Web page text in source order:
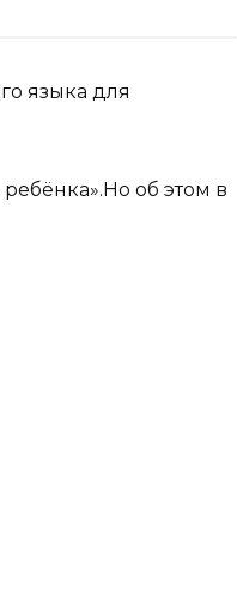
языка для
об этом в